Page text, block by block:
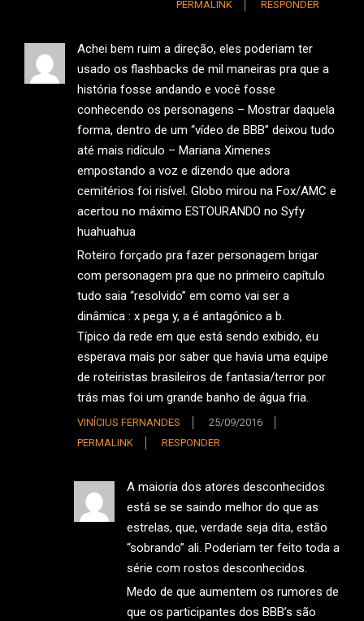
PERMALINK RESPONDER
Achei bem ruim a direção, eles poderiam ter
usado os flashbacks de mil maneiras pra que a
história fosse andando e você fosse
conhecendo os personagens – Mostrar daquela
forma, dentro de um “vídeo de BBB” deixou tudo
até mais ridículo – Mariana Ximenes
empostando a voz e dizendo que adora
cemitérios foi risível. Globo mirou na Fox/AMC e
acertou no máximo ESTOURANDO no Syfy
huahuahua
Roteiro forçado pra fazer personagem brigar
com personagem pra que no primeiro capítulo
tudo saia “resolvido” em como vai ser a
dinâmica : x pega y, a é antagônico a b.
Típico da rede em que está sendo exibido, eu
esperava mais por saber que havia uma equipe
de roteiristas brasileiros de fantasia/terror por
trás mas foi um grande banho de água fria.
VINÍCIUS FERNANDES
25/09/2016
PERMALINK
RESPONDER
A maioria dos atores desconhecidos
está se se saindo melhor do que as
estrelas, que, verdade seja dita, estão
“sobrando” ali. Poderiam ter feito toda a
série com rostos desconhecidos.
Medo de que aumentem os rumores de
que os participantes dos BBB’s são